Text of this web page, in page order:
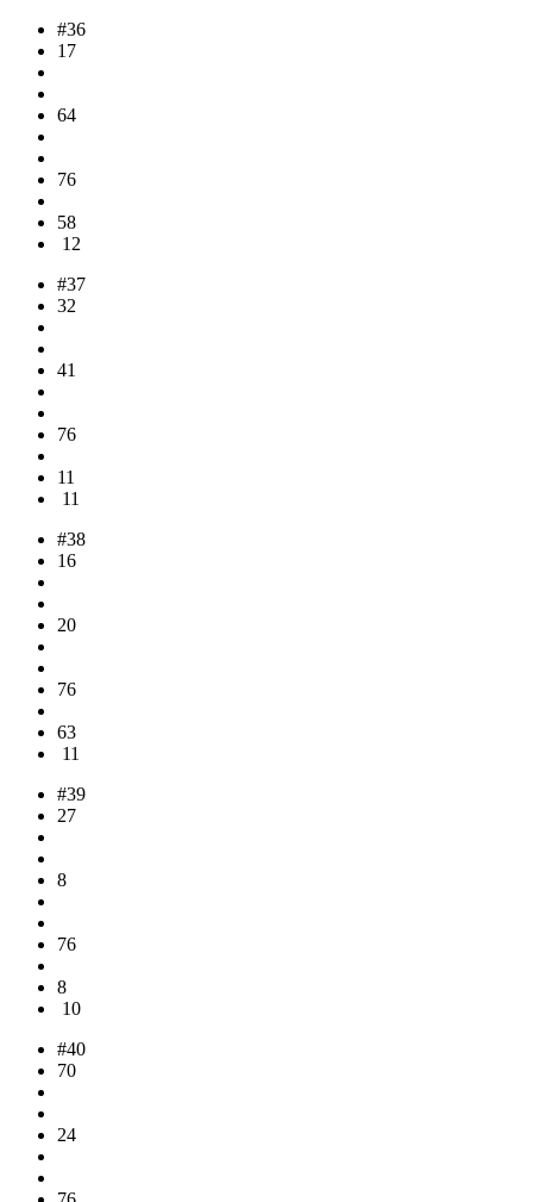
#36
17
64
76
58
12
#37
32
41
76
11
11
#38
16
20
76
63
11
#39
27
8
76
8
10
#40
70
24